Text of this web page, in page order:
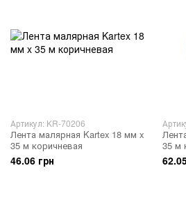
Артикул: KR-70206
Лента малярная Kartex 18 мм x
35 м коричневая
46.06 грн
35 м